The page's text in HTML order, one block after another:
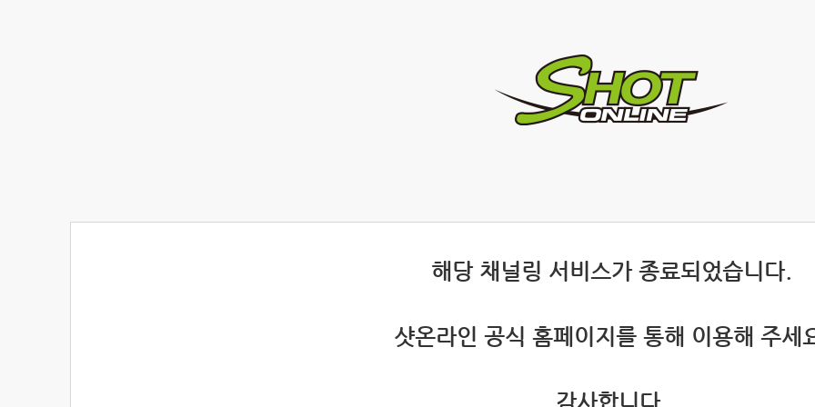
해당 채널링 서비스가 종료되었습니다.
샷온라인 공식 홈페이지를 통해 이용해 주세